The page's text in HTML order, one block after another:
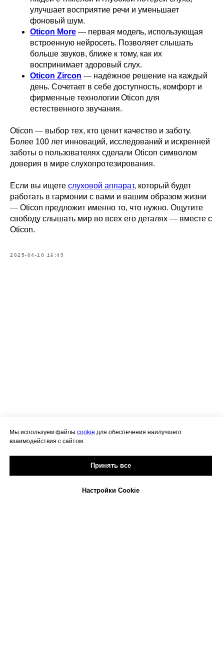
улучшает восприятие речи и уменьшает
фоновый шум.
Oticon More — первая модель, использующая
встроенную нейросеть. Позволяет слышать
больше звуков, ближе к тому, как их
воспринимает здоровый слух.
Oticon Zircon — надёжное решение на каждый
день. Сочетает в себе доступность, комфорт и
фирменные технологии Oticon для
естественного звучания.
Oticon — выбор тех, кто ценит качество и заботу.
Более 100 лет инноваций, исследований и искренней
заботы о пользователях сделали Oticon символом
доверия в мире слухопротезирования.
Если вы ищете слуховой аппарат, который будет
работать в гармонии с вами и вашим образом жизни
— Oticon предложит именно то, что нужно. Ощутите
свободу слышать мир во всех его деталях — вместе с
Oticon.
2025-04-10 16:49
Галерея Звуков
Мы используем файлы cookie для обеспечения наилучшего
взаимодействия с сайтом.
Принять все
Настройки Cookie